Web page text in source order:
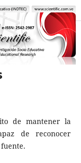
de mantener la
de reconocer